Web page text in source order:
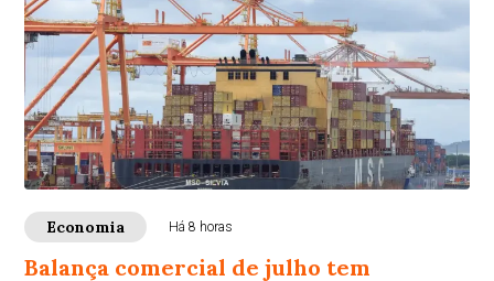
Economia Há 8 horas
Balança comercial de julho tem